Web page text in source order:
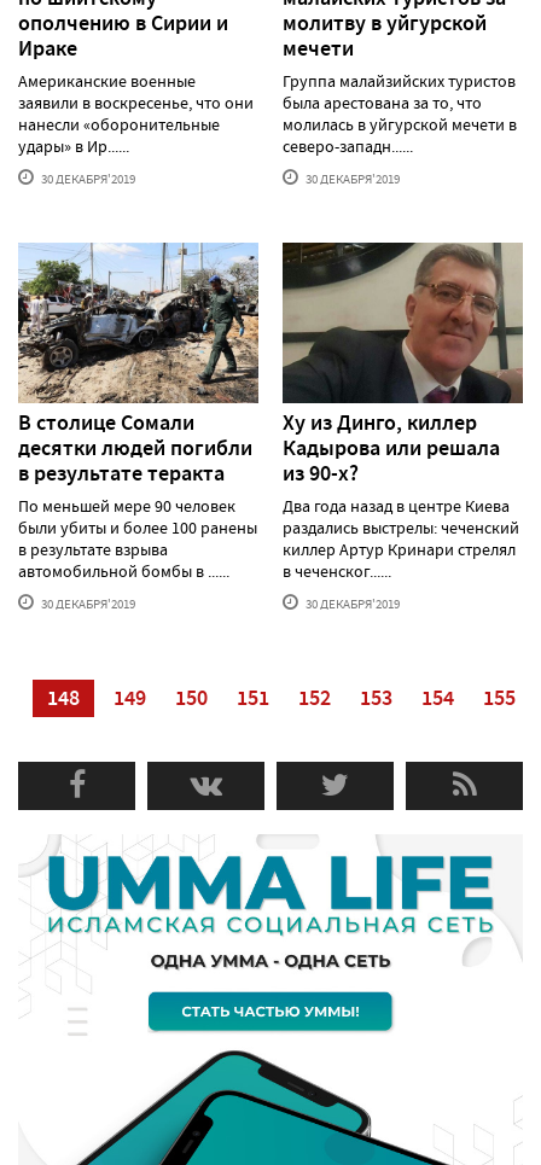
ополчению в Сирии и
Ираке
Американские военные
заявили в воскресенье, что они
нанесли «оборонительные
удары» в Ир......
30 ДЕКАБРЯ'2019
молитву в уйгурской
мечети
Группа малайзийских туристов
была арестована за то, что
молилась в уйгурской мечети в
северо-западн......
30 ДЕКАБРЯ'2019
В столице Сомали
десятки людей погибли
в результате теракта
По меньшей мере 90 человек
были убиты и более 100 ранены
в результате взрыва
автомобильной бомбы в ......
30 ДЕКАБРЯ'2019
Ху из Динго, киллер
Кадырова или решала
из 90-х?
Два года назад в центре Киева
раздались выстрелы: чеченский
киллер Артур Кринари стрелял
в чеченског......
30 ДЕКАБРЯ'2019
148 149 150 151 152 153 154 155